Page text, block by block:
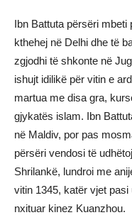
Ibn Battuta përsëri mbeti
kthehej në Delhi dhe të
zgjodhi të shkonte në
ishujt idilikë për vitin e
martua me disa gra,
gjykatës islam. Ibn
në Maldiv, por pas
përsëri vendosi të
Shrilankë, lundroi me
vitin 1345, katër vjet pasi
nxituar kinez Kuanzhou.